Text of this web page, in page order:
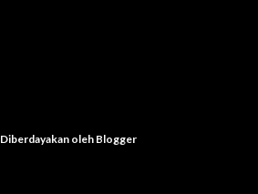
Diberdayakan oleh Blogger